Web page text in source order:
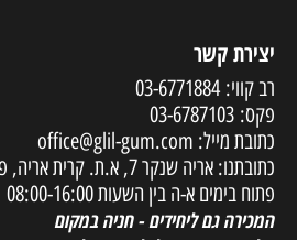
יצירת קשר
רב קווי:03-6771884
פקס: 03-6787103
כתובת מייל: office@glil-gum.com
כתובתנו: אריה שנקר 7, א.ת. קרית אריה, פתח תקווה
פתוח בימים א-ה בין השעות 08:00-16:00
המכירה גם ליחידים - חניה במקום